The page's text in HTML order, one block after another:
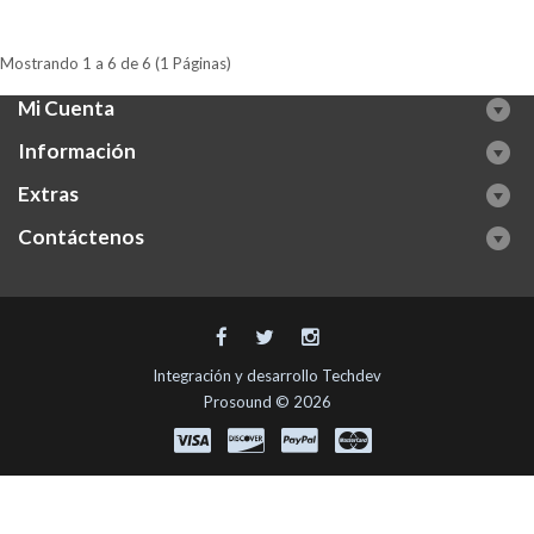
Mostrando 1 a 6 de 6 (1 Páginas)
Mi Cuenta
Información
Extras
Contáctenos
Integración y desarrollo Techdev
Prosound © 2026